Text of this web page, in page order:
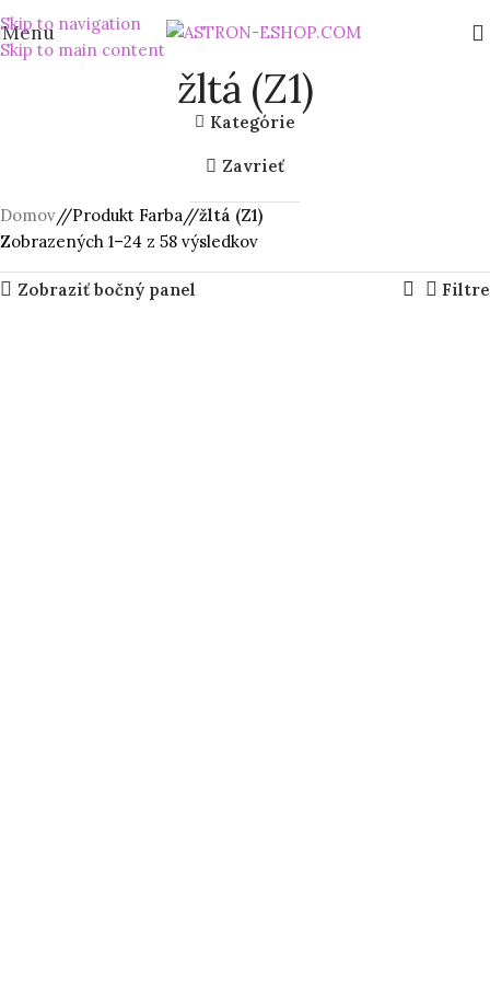
Skip to navigation
Skip to main content
Menu
žltá (Z1)
Kategórie
Zavrieť
Domov/ Produkt Farba/ žltá (Z1)
Zobrazených 1–24 z 58 výsledkov
Zobraziť bočný panel Filtre